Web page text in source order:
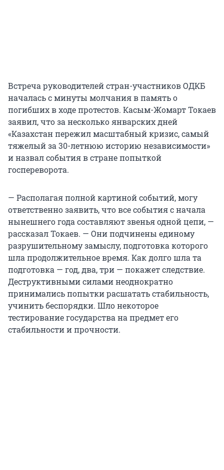
Встреча руководителей стран-участников ОДКБ
началась с минуты молчания в память о
погибших в ходе протестов. Касым-Жомарт Токаев
заявил, что за несколько январских дней
«Казахстан пережил масштабный кризис, самый
тяжелый за 30-летнюю историю независимости»
и назвал события в стране попыткой
госпереворота.
— Располагая полной картиной событий, могу
ответственно заявить, что все события с начала
нынешнего года составляют звенья одной цепи, —
рассказал Токаев. — Они подчинены единому
разрушительному замыслу, подготовка которого
шла продолжительное время. Как долго шла та
подготовка — год, два, три — покажет следствие.
Деструктивными силами неоднократно
принимались попытки расшатать стабильность,
учинить беспорядки. Шло некоторое
тестирование государства на предмет его
стабильности и прочности.